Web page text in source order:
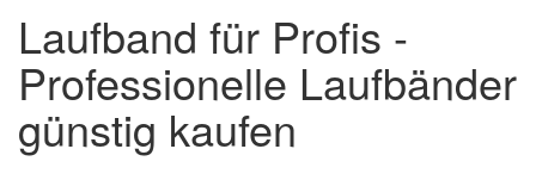
Laufband für Profis -
Professionelle Laufbänder
günstig kaufen